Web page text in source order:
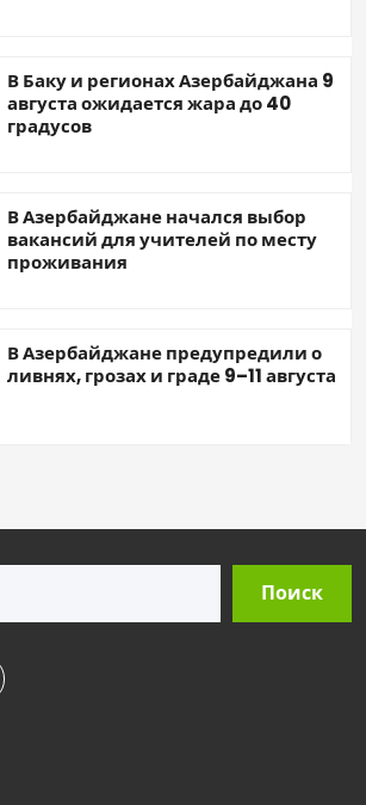
В Баку и регионах Азербайджана 9
августа ожидается жара до 40
градусов
В Азербайджане начался выбор
вакансий для учителей по месту
проживания
В Азербайджане предупредили о
ливнях, грозах и граде 9–11 августа
Поиск